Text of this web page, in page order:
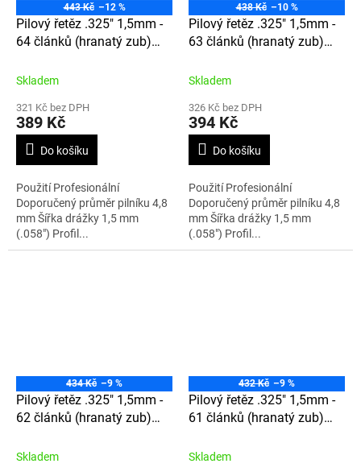
443 Kč –12 %
Pilový řetěz .325" 1,5mm -
64 článků (hranatý zub)
Skladem
321 Kč bez DPH
389 Kč
Do košíku
Použití Profesionální
Doporučený průměr pilníku 4,8
mm Šířka drážky 1,5 mm
(.058") Profil...
438 Kč –10 %
Pilový řetěz .325" 1,5mm -
63 článků (hranatý zub)
Skladem
326 Kč bez DPH
394 Kč
Do košíku
Použití Profesionální
Doporučený průměr pilníku 4,8
mm Šířka drážky 1,5 mm
(.058") Profil...
434 Kč –9 %
Pilový řetěz .325" 1,5mm -
62 článků (hranatý zub)
Skladem
432 Kč –9 %
Pilový řetěz .325" 1,5mm -
61 článků (hranatý zub)
Skladem